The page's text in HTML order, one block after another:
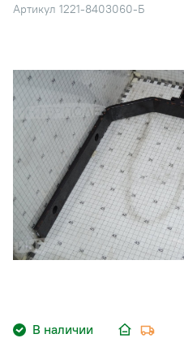
Артикул 1221-8403060-Б
В наличии